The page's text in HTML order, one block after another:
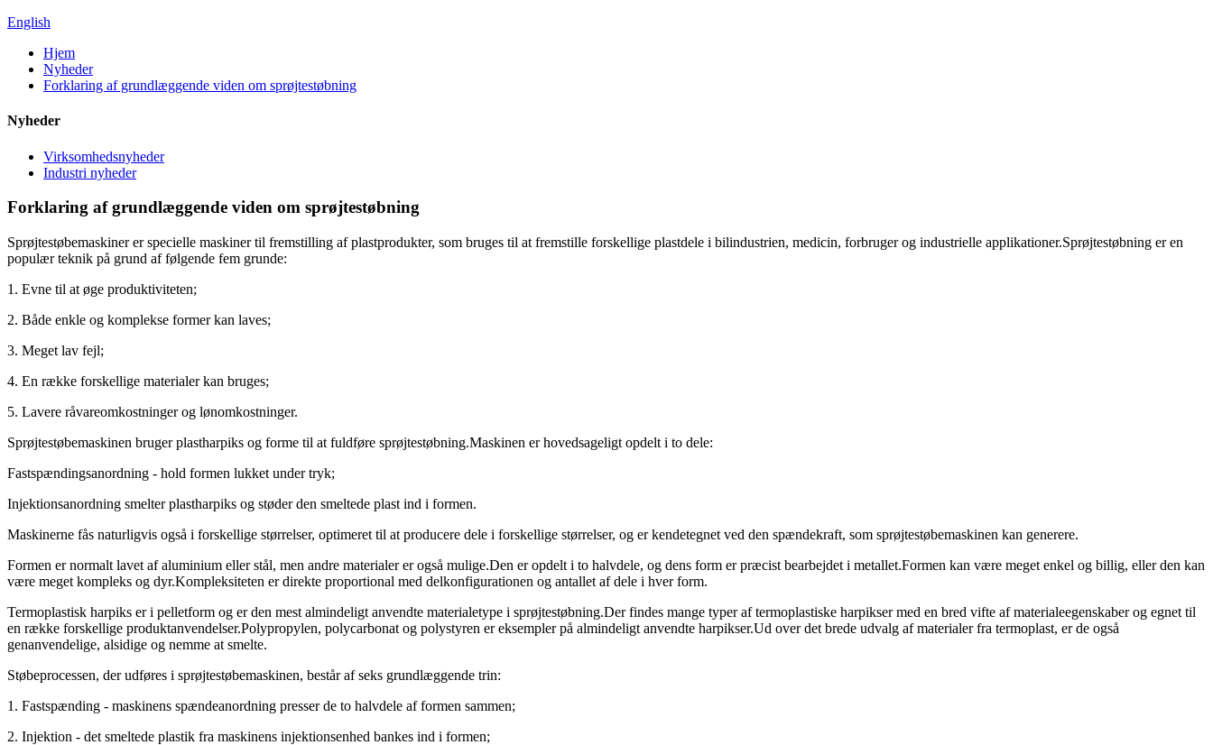
English
Hjem
Nyheder
Forklaring af grundlæggende viden om sprøjtestøbning
Nyheder
Virksomhedsnyheder
Industri nyheder
Forklaring af grundlæggende viden om sprøjtestøbning
Sprøjtestøbemaskiner er specielle maskiner til fremstilling af plastprodukter, som bruges til at fremstille forskellige plastdele i bilindustrien, medicin, forbruger og industrielle applikationer.Sprøjtestøbning er en
populær teknik på grund af følgende fem grunde:
1. Evne til at øge produktiviteten;
2. Både enkle og komplekse former kan laves;
3. Meget lav fejl;
4. En række forskellige materialer kan bruges;
5. Lavere råvareomkostninger og lønomkostninger.
Sprøjtestøbemaskinen bruger plastharpiks og forme til at fuldføre sprøjtestøbning.Maskinen er hovedsageligt opdelt i to dele:
Fastspændingsanordning - hold formen lukket under tryk;
Injektionsanordning smelter plastharpiks og støder den smeltede plast ind i formen.
Maskinerne fås naturligvis også i forskellige størrelser, optimeret til at producere dele i forskellige størrelser, og er kendetegnet ved den spændekraft, som sprøjtestøbemaskinen kan generere.
Formen er normalt lavet af aluminium eller stål, men andre materialer er også mulige.Den er opdelt i to halvdele, og dens form er præcist bearbejdet i metallet.Formen kan være meget enkel og billig, eller den kan
være meget kompleks og dyr.Kompleksiteten er direkte proportional med delkonfigurationen og antallet af dele i hver form.
Termoplastisk harpiks er i pelletform og er den mest almindeligt anvendte materialetype i sprøjtestøbning.Der findes mange typer af termoplastiske harpikser med en bred vifte af materialeegenskaber og egnet til
en række forskellige produktanvendelser.Polypropylen, polycarbonat og polystyren er eksempler på almindeligt anvendte harpikser.Ud over det brede udvalg af materialer fra termoplast, er de også
genanvendelige, alsidige og nemme at smelte.
Støbeprocessen, der udføres i sprøjtestøbemaskinen, består af seks grundlæggende trin:
1. Fastspænding - maskinens spændeanordning presser de to halvdele af formen sammen;
2. Injektion - det smeltede plastik fra maskinens injektionsenhed bankes ind i formen;